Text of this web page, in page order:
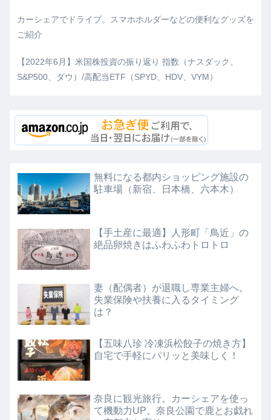
カーシェアでドライブ。スマホホルダーなどの便利なグッズを
ご紹介
【2022年6月】米国株投資の振り返り 指数（ナスダック、
S&P500、ダウ）/高配当ETF（SPYD、HDV、VYM）
無料になる都内ショッピング施設の
駐車場（新宿、日本橋、六本木）
【手土産に最適】人形町「鳥近」の
絶品卵焼きはふわふわトロトロ
妻（配偶者）が退職し専業主婦へ。
失業保険や扶養に入るタイミング
は？
【五味八珍 冷凍浜松餃子の焼き方】
自宅で手軽にパリッと美味しく！
奈良に観光旅行。カーシェアを使っ
て機動力UP。奈良公園で鹿とお戯れ